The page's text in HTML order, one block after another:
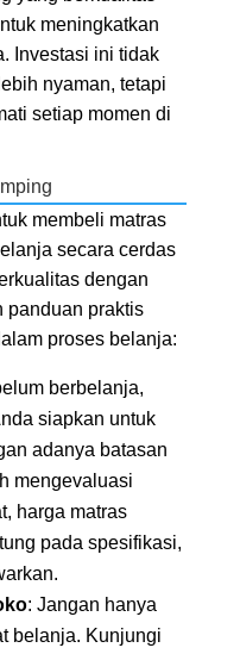
meningkatkan
Investasi ini tidak
nyaman, tetapi
setiap momen di
membeli matras
secara cerdas
dengan
panduan praktis
proses belanja:
berbelanja,
siapkan untuk
adanya batasan
mengevaluasi
harga matras
pada spesifikasi,
: Jangan hanya
belanja. Kunjungi